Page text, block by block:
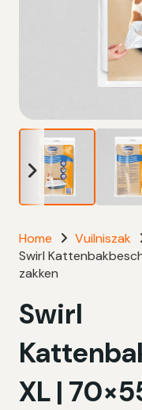
Home
Vuilniszak
Swirl
zakken
Swirl
XL |